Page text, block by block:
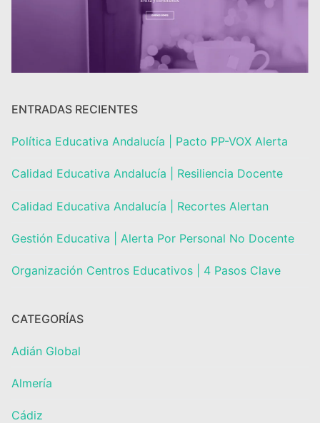
Portal IEDA
ENTRADAS RECIENTES
Política Educativa Andalucía | Pacto PP-VOX Alerta
Calidad Educativa Andalucía | Resiliencia Docente
Calidad Educativa Andalucía | Recortes Alertan
Gestión Educativa | Alerta Por Personal No Docente
Organización Centros Educativos | 4 Pasos Clave
CATEGORÍAS
Adián Global
Almería
Cádiz